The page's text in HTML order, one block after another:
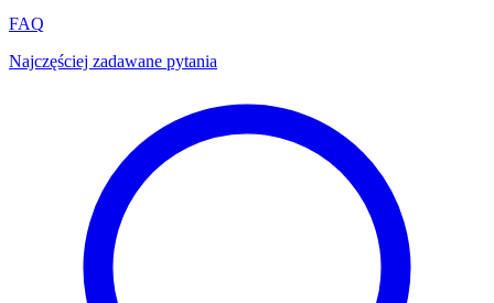
FAQ
Najczęściej zadawane pytania